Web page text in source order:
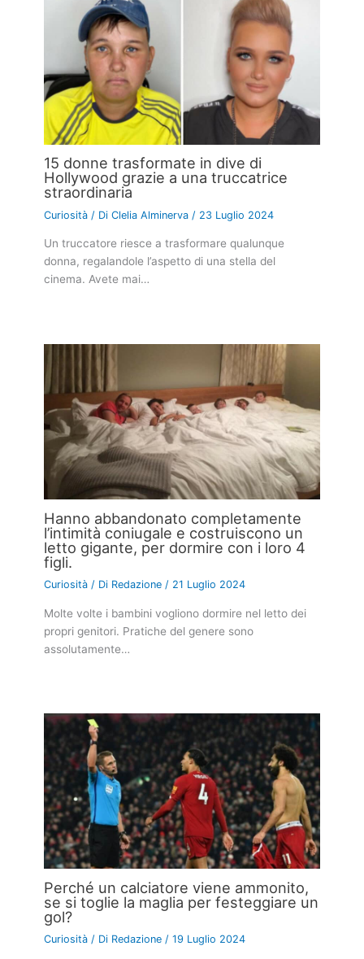
15 donne trasformate in dive di
Hollywood grazie a una truccatrice
straordinaria
Curiosità / DiClelia Alminerva / 23 Luglio 2024
Un truccatore riesce a trasformare qualunque
donna, regalandole l’aspetto di una stella del
cinema. Avete mai…
Hanno abbandonato completamente
l’intimità coniugale e costruiscono un
letto gigante, per dormire con i loro 4
figli.
Curiosità / Di Redazione / 21 Luglio 2024
Molte volte i bambini vogliono dormire nel letto dei
propri genitori. Pratiche del genere sono
assolutamente…
Perché un calciatore viene ammonito,
se si toglie la maglia per festeggiare un
gol?
Curiosità / Di Redazione/19 Luglio 2024